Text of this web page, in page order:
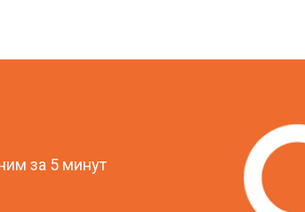
за 5 минут